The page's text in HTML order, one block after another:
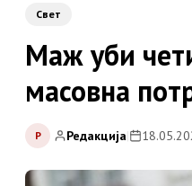
Свет
Маж уби
масовна
Р Редакција|